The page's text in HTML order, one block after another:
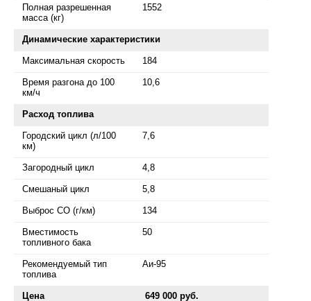
Полная разрешенная
масса (кг)
1552
Динамические характеристики
Максимальная скорость 184
Время разгона до 100
км/ч
10,6
Расход топлива
Городский цикл (л/100
км)
7,6
Загородный цикл 4,8
Смешаный цикл 5,8
Выброс СО (г/км) 134
Вместимость
топливного бака
50
Рекомендуемый тип
топлива
Аи-95
Цена 649 000 руб.